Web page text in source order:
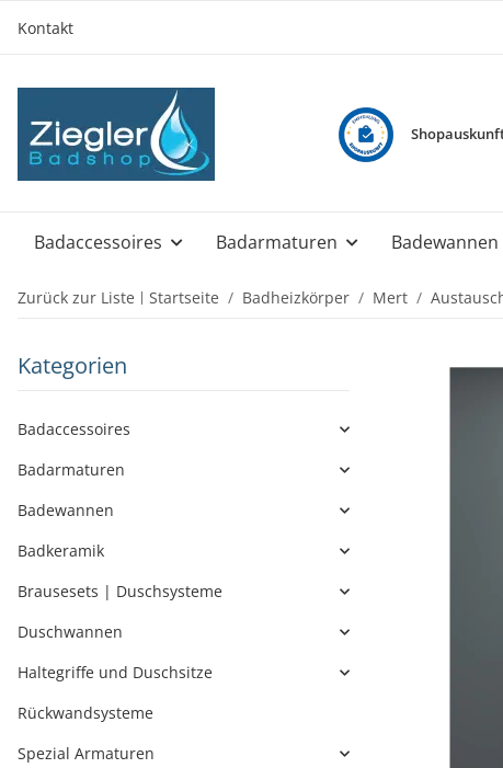
Kontakt
Badaccessoires Badarmaturen Badewannen
Zurück zur Liste Startseite Badheizkörper Mert
Kategorien
Badaccessoires
Badarmaturen
Badewannen
Badkeramik
Brausesets | Duschsysteme
Duschwannen
Haltegriffe und Duschsitze
Rückwandsysteme
Spezial Armaturen